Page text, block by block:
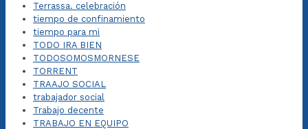
Terrassa. celebración
tiempo de confinamiento
tiempo para mi
TODO IRA BIEN
TODOSOMOSMORNESE
TORRENT
TRAAJO SOCIAL
trabajador social
Trabajo decente
TRABAJO EN EQUIPO